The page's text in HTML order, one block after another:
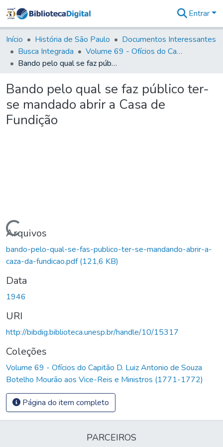
&
Coleções
Tudo na
Biblioteca
Estatísticas
Entrar
Início História de São Paulo
Documentos Interessantes
Busca Integrada
Volume 69 - Ofícios do Capitão D. Luiz Antonio de Souza Botelho Mourão aos Vice-Reis e Ministros (1771-1772)
Bando pelo qual se faz público ter-se mandado abrir a Casa de Fundição
Bando pelo qual se faz público ter-
se mandado abrir a Casa de
Fundição
Carregando...
Arquivos
bando-pelo-qual-se-fas-publico-ter-se-mandando-abrir-a-
caza-da-fundicao.pdf(121,6 KB)
Data
1946
URI
http://bibdig.biblioteca.unesp.br/handle/10/15317
Coleções
Volume 69 - Ofícios do Capitão D. Luiz Antonio de Souza
Botelho Mourão aos Vice-Reis e Ministros (1771-1772)
Página do item completo
PARCEIROS